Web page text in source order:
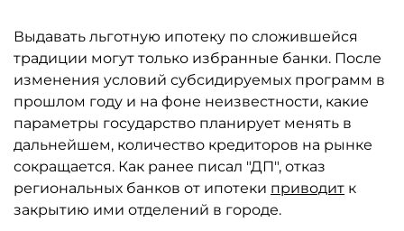
Выдавать льготную ипотеку по сложившейся
традиции могут только избранные банки. После
изменения условий субсидируемых программ в
прошлом году и на фоне неизвестности, какие
параметры государство планирует менять в
дальнейшем, количество кредиторов на рынке
сокращается. Как ранее писал "ДП", отказ
региональных банков от ипотеки приводит к
закрытию ими отделений в городе.